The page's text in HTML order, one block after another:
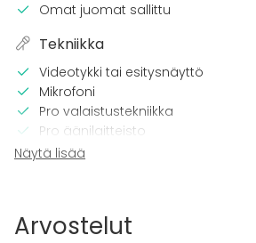
Omat juomat sallittu
Tekniikka
Videotykki tai esitysnäyttö
Mikrofoni
Pro valaistustekniikka
Pro äänilaitteisto
Tilaan kuuluu
Tanssilattia
Näytä lisää
Arvostelut